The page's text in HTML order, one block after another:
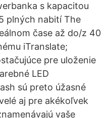
s kapacitou
plných nabití The
čase až do/z 40
iTranslate;
pre uloženie
LED
sú preto úžasné
aj pre akékoľvek
vaše